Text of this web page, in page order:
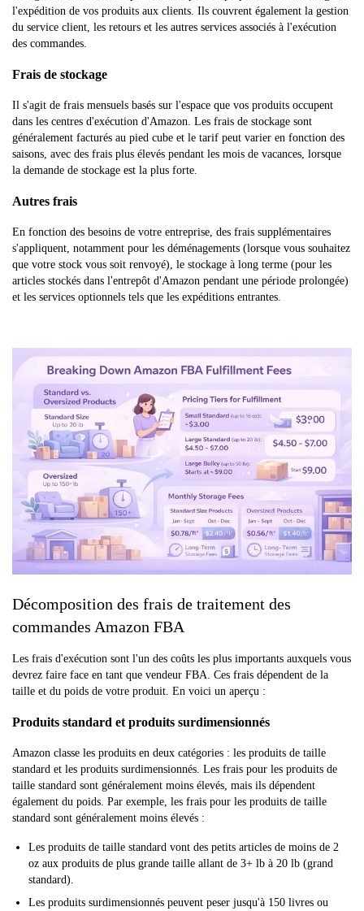
l'expédition de vos produits aux clients. Ils couvrent également la gestion
du service client, les retours et les autres services associés à l'exécution
des commandes.
Frais de stockage
Il s'agit de frais mensuels basés sur l'espace que vos produits occupent
dans les centres d'exécution d'Amazon. Les frais de stockage sont
généralement facturés au pied cube et le tarif peut varier en fonction des
saisons, avec des frais plus élevés pendant les mois de vacances, lorsque
la demande de stockage est la plus forte.
Autres frais
En fonction des besoins de votre entreprise, des frais supplémentaires
s'appliquent, notamment pour les déménagements (lorsque vous souhaitez
que votre stock vous soit renvoyé), le stockage à long terme (pour les
articles stockés dans l'entrepôt d'Amazon pendant une période prolongée)
et les services optionnels tels que les expéditions entrantes.
Décomposition des frais de traitement des
commandes Amazon FBA
Les frais d'exécution sont l'un des coûts les plus importants auxquels vous
devrez faire face en tant que vendeur FBA. Ces frais dépendent de la
taille et du poids de votre produit. En voici un aperçu :
Produits standard et produits surdimensionnés
Amazon classe les produits en deux catégories : les produits de taille
standard et les produits surdimensionnés. Les frais pour les produits de
taille standard sont généralement moins élevés, mais ils dépendent
également du poids. Par exemple, les frais pour les produits de taille
standard sont généralement moins élevés :
Les produits de taille standard vont des petits articles de moins de 2
oz aux produits de plus grande taille allant de 3+ lb à 20 lb (grand
standard).
Les produits surdimensionnés peuvent peser jusqu'à 150 livres ou